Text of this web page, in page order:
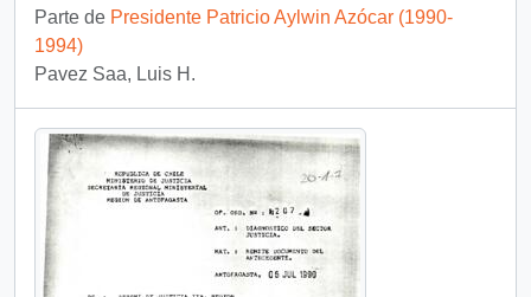
Parte de Presidente Patricio Aylwin Azócar (1990-
1994)
Pavez Saa, Luis H.